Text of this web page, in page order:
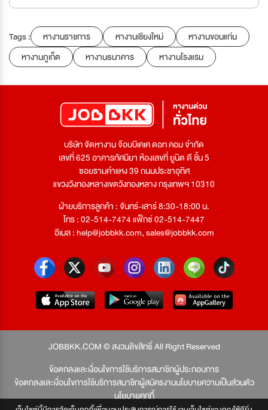
Tags : หางานราชการ หางานเชียงใหม่
หางานขอนแก่น
หางานภูเก็ต
หางานธนาคาร หางานโรงแรม
บริษัท จัดหางาน จ๊อบบีเคเค ดอท คอม จำกัด
เลขที่ 625 อาคารทัศนียา ห้องเลขที่ ยูนิต ดี ชั้น 5
ซอยรามคำแหง 39 ถนนประชาอุทิศ
แขวงวังทองหลางเขตวังทองหลาง กรุงเทพฯ 10310
ฝ่ายบริการลูกค้า : จันทร์-เสาร์ 8:30-18:00 น.
โทร : 02-514-7474 แฟ็กซ์ 02-514-7447
อีเมล :help@jobbkk.com,sales@jobbkk.com
JOBBKK.COM © สงวนลิขสิทธิ์ All Right Reserved
ข้อตกลงและเงื่อนไขการใช้บริการสมาชิกผู้ประกอบการ
ข้อตกลงและเงื่อนไขการใช้บริการสมาชิกผู้สมัครงานนโยบายความเป็นส่วนตัว
นโยบายคุกกี้